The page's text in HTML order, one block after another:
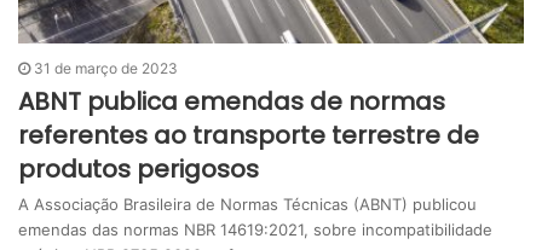
31 de março de 2023
ABNT publica emendas de normas
referentes ao transporte terrestre de
produtos perigosos
A Associação Brasileira de Normas Técnicas (ABNT) publicou
emendas das normas NBR 14619:2021, sobre incompatibilidade